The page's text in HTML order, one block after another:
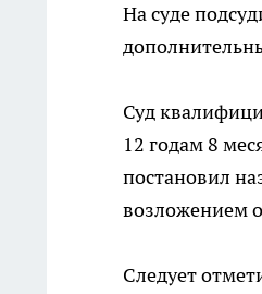
На суде
Суд
12 годам 8
постановил
возложением
Следует